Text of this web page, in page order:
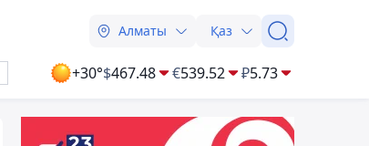
Алматы Қаз
+30°$467.48 €539.52 ₽5.73